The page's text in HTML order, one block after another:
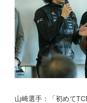
山崎選手：「初めて